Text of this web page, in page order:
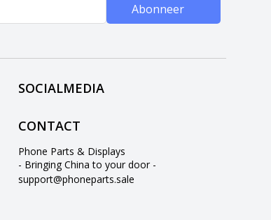
Abonneer
SOCIALMEDIA
CONTACT
Phone Parts & Displays
- Bringing China to your door -
support@phoneparts.sale